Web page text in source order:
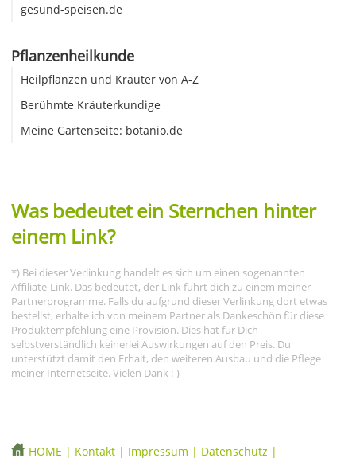
gesund-speisen.de
Pflanzenheilkunde
Heilpflanzen und Kräuter von A-Z
Berühmte Kräuterkundige
Meine Gartenseite: botanio.de
Was bedeutet ein Sternchen hinter
einem Link?
*) Bei dieser Verlinkung handelt es sich um einen sogenannten
Affiliate-Link. Das bedeutet, der Link führt dich zu einem meiner
Partnerprogramme. Falls du aufgrund dieser Verlinkung dort etwas
bestellst, erhalte ich von meinem Partner als Dankeschön für diese
Produktempfehlung eine Provision. Dies hat für Dich
selbstverständlich keinerlei Auswirkungen auf den Preis. Du
unterstützt damit den Erhalt, den weiteren Ausbau und die Pflege
meiner Internetseite. Vielen Dank :-)
HOME | Kontakt | Impressum | Datenschutz |